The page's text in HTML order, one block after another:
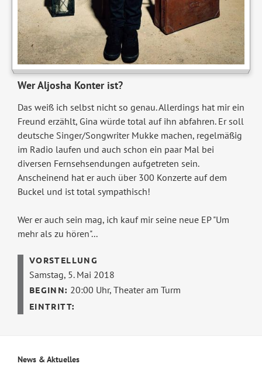
Wer Aljosha Konter ist?
Das weiß ich selbst nicht so genau. Allerdings hat mir ein
Freund erzählt, Gina würde total auf ihn abfahren. Er soll
deutsche Singer/Songwriter Mukke machen, regelmäßig
im Radio laufen und auch schon ein paar Mal bei
diversen Fernsehsendungen aufgetreten sein.
Anscheinend hat er auch über 300 Konzerte auf dem
Buckel und ist total sympathisch!
Wer er auch sein mag, ich kauf mir seine neue EP "Um
mehr als zu hören"...
Samstag, 5. Mai 2018
20:00 Uhr,Theater am Turm
News & Aktuelles